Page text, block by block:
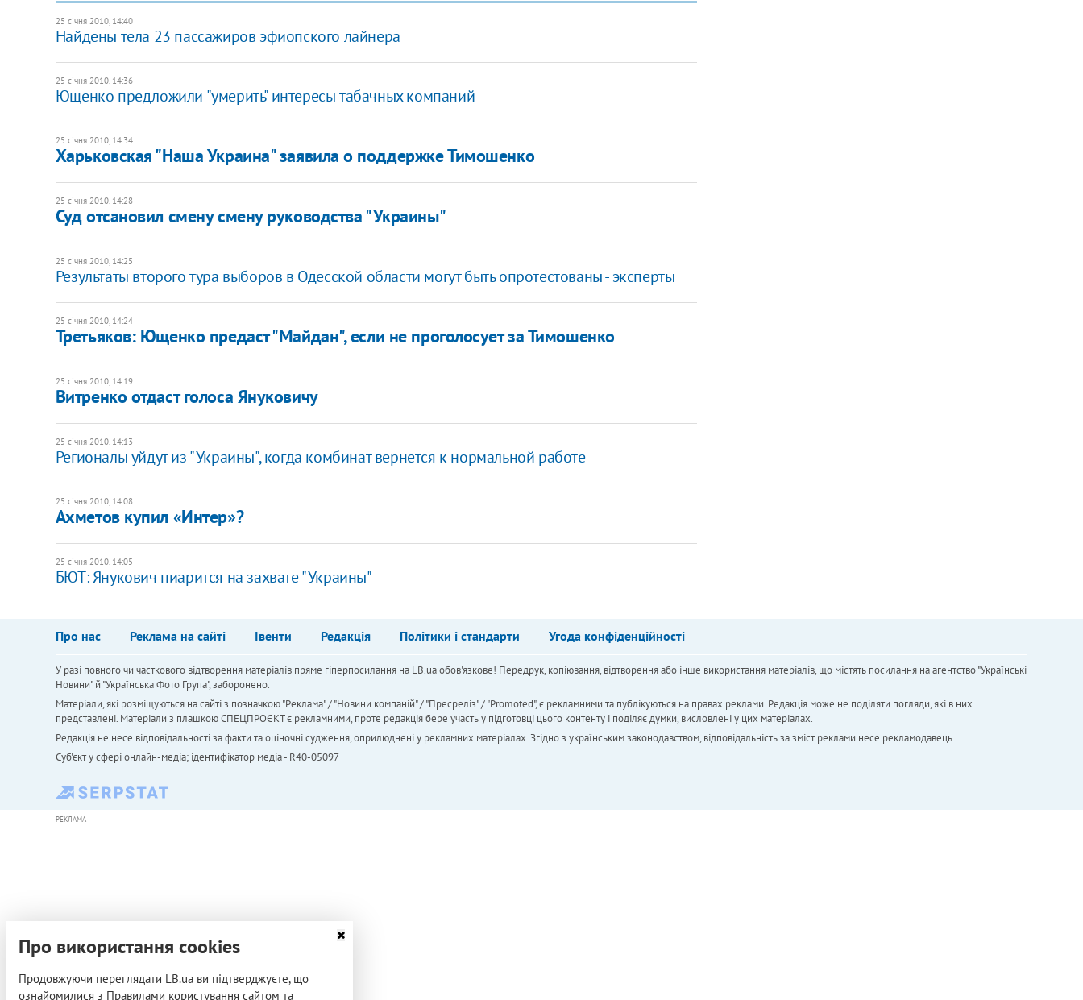
25 січня 2010, 14:40
Найдены тела 23 пассажиров эфиопского лайнера
25 січня 2010, 14:36
Ющенко предложили "умерить" интересы табачных компаний
25 січня 2010, 14:34
Харьковская "Наша Украина" заявила о поддержке Тимошенко
25 січня 2010, 14:28
Суд отсановил смену смену руководства "Украины"
25 січня 2010, 14:25
Результаты второго тура выборов в Одесской области могут быть опротестованы - эксперты
25 січня 2010, 14:24
Третьяков: Ющенко предаст "Майдан", если не проголосует за Тимошенко
25 січня 2010, 14:19
Витренко отдаст голоса Януковичу
25 січня 2010, 14:13
Регионалы уйдут из "Украины", когда комбинат вернется к нормальной работе
25 січня 2010, 14:08
Ахметов купил «Интер»?
25 січня 2010, 14:05
БЮТ: Янукович пиарится на захвате "Украины"
Про нас Реклама на сайті Івенти Редакція Політики і стандарти Угода конфіденційності
У разі повного чи часткового відтворення матеріалів пряме гіперпосилання на LB.ua обов'язкове! Передрук, копіювання, відтворення або інше використання матеріалів, що містять посилання на агентство "Українськi
Новини" й "Українська Фото Група", заборонено.
Матеріали, які розміщуються на сайті з позначкою "Реклама" / "Новини компаній" / "Пресреліз" / "Promoted", є рекламними та публікуються на правах реклами. Редакція може не поділяти погляди, які в них
представлені. Матеріали з плашкою СПЕЦПРОЄКТ є рекламними, проте редакція бере участь у підготовці цього контенту і поділяє думки, висловлені у цих матеріалах.
Редакція не несе відповідальності за факти та оціночні судження, оприлюднені у рекламних матеріалах. Згідно з українським законодавством, відповідальність за зміст реклами несе рекламодавець.
Cуб'єкт у сфері онлайн-медіа; ідентифікатор медіа - R40-05097
РЕКЛАМА
Про використання cookies
Продовжуючи переглядати LB.ua ви підтверджуєте, що
ознайомилися з Правилами користування сайтом та